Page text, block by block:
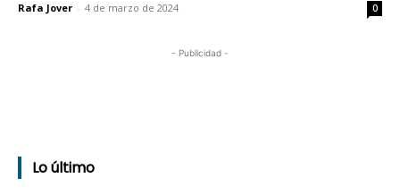
Rafa Jover - 4 de marzo de 2024 0
- Publicidad -
Lo último